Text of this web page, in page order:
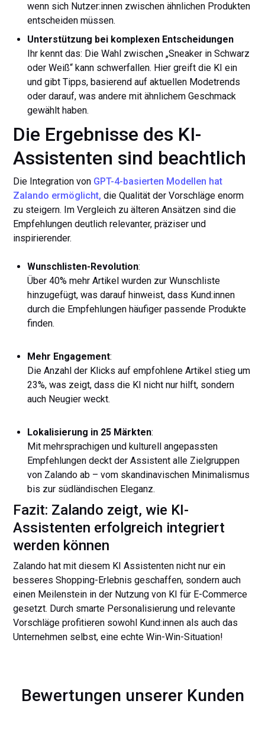
wenn sich Nutzer:innen zwischen ähnlichen Produkten
entscheiden müssen.
Unterstützung bei komplexen Entscheidungen
Ihr kennt das: Die Wahl zwischen „Sneaker in Schwarz
oder Weiß“ kann schwerfallen. Hier greift die KI ein
und gibt Tipps, basierend auf aktuellen Modetrends
oder darauf, was andere mit ähnlichem Geschmack
gewählt haben.
Die Ergebnisse des KI-
Assistenten sind beachtlich
Die Integration von GPT-4-basierten Modellen hat
Zalando ermöglicht, die Qualität der Vorschläge enorm
zu steigern. Im Vergleich zu älteren Ansätzen sind die
Empfehlungen deutlich relevanter, präziser und
inspirierender.
Wunschlisten-Revolution:
Über 40% mehr Artikel wurden zur Wunschliste
hinzugefügt, was darauf hinweist, dass Kund:innen
durch die Empfehlungen häufiger passende Produkte
finden.
Mehr Engagement:
Die Anzahl der Klicks auf empfohlene Artikel stieg um
23%, was zeigt, dass die KI nicht nur hilft, sondern
auch Neugier weckt.
Lokalisierung in 25 Märkten:
Mit mehrsprachigen und kulturell angepassten
Empfehlungen deckt der Assistent alle Zielgruppen
von Zalando ab – vom skandinavischen Minimalismus
bis zur südländischen Eleganz.
Fazit: Zalando zeigt, wie KI-
Assistenten erfolgreich integriert
werden können
Zalando hat mit diesem KI Assistenten nicht nur ein
besseres Shopping-Erlebnis geschaffen, sondern auch
einen Meilenstein in der Nutzung von KI für E-Commerce
gesetzt. Durch smarte Personalisierung und relevante
Vorschläge profitieren sowohl Kund:innen als auch das
Unternehmen selbst, eine echte Win-Win-Situation!
Bewertungen unserer Kunden